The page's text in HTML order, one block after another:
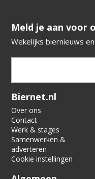
​​​​​​​Meld je aan voor
Wekelijks biernieuws
Verification code:
Biernet.nl
Over ons
Contact
Werk & stages
Samenwerken &
adverteren
Cookie instellingen